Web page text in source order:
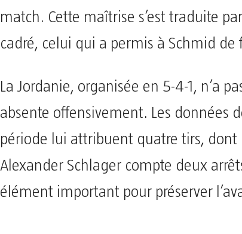
match. Cette maîtrise s’est traduite
cadré, celui qui a permis à Schmid de
La Jordanie, organisée en 5-4-1, n’a
absente offensivement. Les données
période lui attribuent quatre tirs, dont
Alexander Schlager compte deux
élément important pour préserver